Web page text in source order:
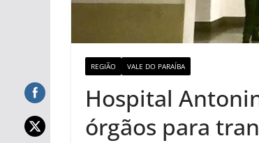
REGIÃO VALE DO PARAÍBA
Hospital
órgãos para